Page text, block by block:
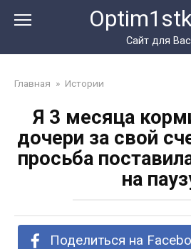
Сайт для
Главная » Истории
Я 3 месяца
дочери за свой
просьба
на
Поделиться на